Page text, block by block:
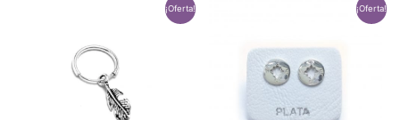
¡Oferta! ¡Oferta!